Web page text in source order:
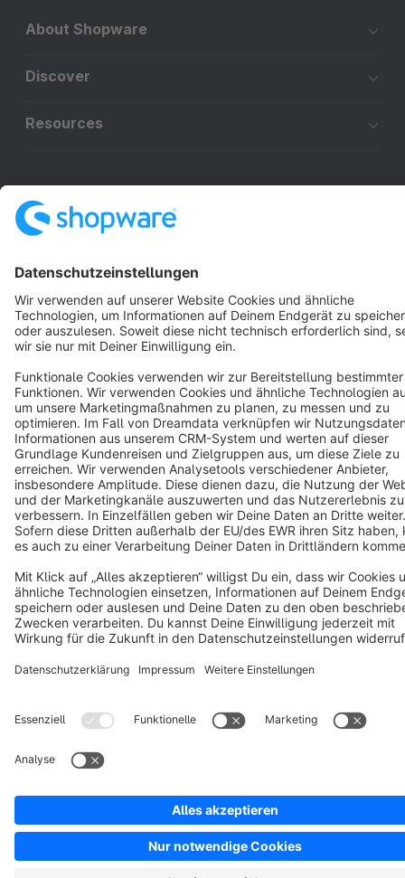
About Shopware
Discover
Resources
Terms & Conditions Privacy Legal notice
Cookie settings
Copyright © shopware AG - All rights reserved
Notice: * All prices are quoted net of the statutory value-added tax